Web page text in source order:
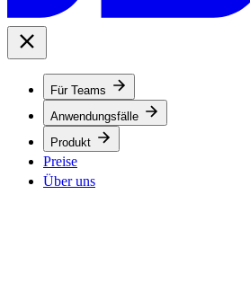
Für Teams
Anwendungsfälle
Produkt
Preise
Über uns